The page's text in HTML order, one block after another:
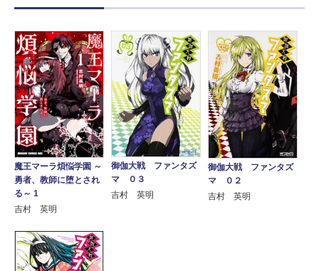
魔王マーラ煩悩学園 ～
勇者、教師に堕とされ
る～ 1
吉村 英明
御伽大戦 ファンタズ
マ ０３
吉村 英明
御伽大戦 ファンタズ
マ ０２
吉村 英明